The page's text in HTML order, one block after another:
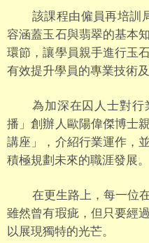
該課程由僱員再培訓
容涵蓋玉石與翡翠的基本
環節，讓學員親手進行玉
有效提升學員的專業技術及
為加深在囚人士對
播」創辦人歐陽偉傑博士
講座」，介紹行業運作，
積極規劃未來的職涯發展。
在更生路上，每一位
雖然曾有瑕疵，但只要經
以展現獨特的光芒。